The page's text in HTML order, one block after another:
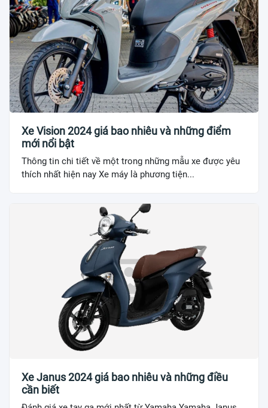
Xe Vision 2024 giá bao nhiêu và những điểm
mới nổi bật
Thông tin chi tiết về một trong những mẫu xe được yêu
thích nhất hiện nay Xe máy là phương tiện...
Xe Janus 2024 giá bao nhiêu và những điều
cần biết